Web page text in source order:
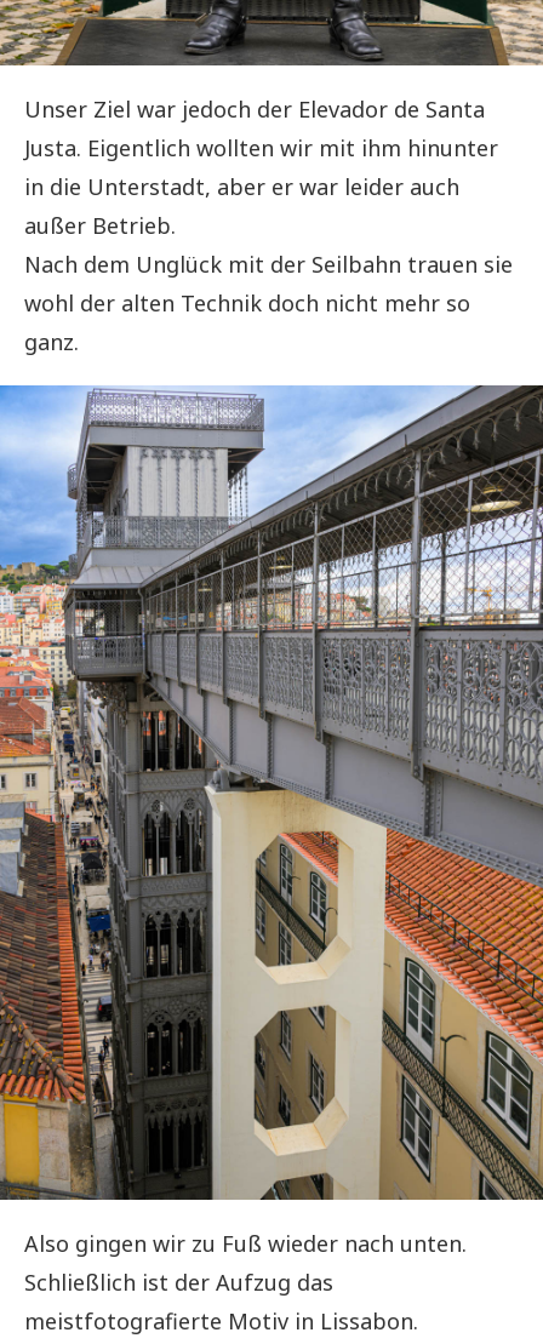
Unser Ziel war jedoch der Elevador de Santa
Justa. Eigentlich wollten wir mit ihm hinunter
in die Unterstadt, aber er war leider auch
außer Betrieb.
Nach dem Unglück mit der Seilbahn trauen sie
wohl der alten Technik doch nicht mehr so
ganz.
Also gingen wir zu Fuß wieder nach unten.
Schließlich ist der Aufzug das
meistfotografierte Motiv in Lissabon.